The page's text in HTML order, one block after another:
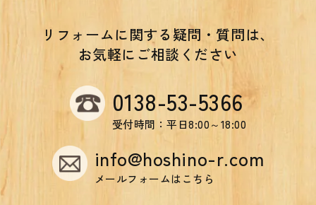
リフォームに関する疑問・質問は、
お気軽にご相談ください
0138-53-5366
受付時間：平日8:00～18:00
info@hoshino-r.com
メールフォームはこちら